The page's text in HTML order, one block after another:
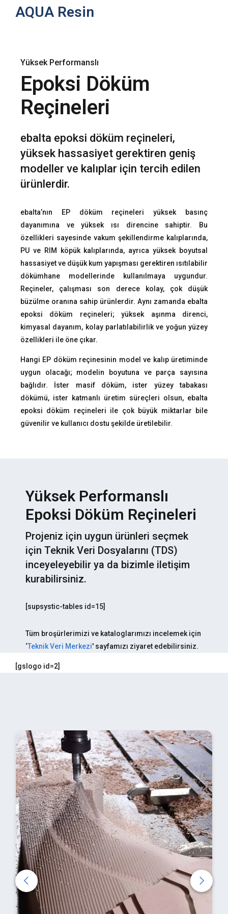
AQUA Resin
Yüksek Performanslı
Epoksi Döküm
Reçineleri
ebalta epoksi döküm reçineleri,
yüksek hassasiyet gerektiren geniş
modeller ve kalıplar için tercih edilen
ürünlerdir.
ebalta’nın EP döküm reçineleri yüksek basınç
dayanımına ve yüksek ısı direncine sahiptir. Bu
özellikleri sayesinde vakum şekillendirme kalıplarında,
PU ve RIM köpük kalıplarında, ayrıca yüksek boyutsal
hassasiyet ve düşük kum yapışması gerektiren ısıtılabilir
dökümhane modellerinde kullanılmaya uygundur.
Reçineler, çalışması son derece kolay, çok düşük
büzülme oranına sahip ürünlerdir. Aynı zamanda ebalta
epoksi döküm reçineleri; yüksek aşınma direnci,
kimyasal dayanım, kolay parlatılabilirlik ve yoğun yüzey
özellikleri ile öne çıkar.
Hangi EP döküm reçinesinin model ve kalıp üretiminde
uygun olacağı; modelin boyutuna ve parça sayısına
bağlıdır. İster masif döküm, ister yüzey tabakası
dökümü, ister katmanlı üretim süreçleri olsun, ebalta
epoksi döküm reçineleri ile çok büyük miktarlar bile
güvenilir ve kullanıcı dostu şekilde üretilebilir.
Yüksek Performanslı
Epoksi Döküm Reçineleri
Projeniz için uygun ürünleri seçmek
için Teknik Veri Dosyalarını (TDS)
inceyeleyebilir ya da bizimle iletişim
kurabilirsiniz.
[supsystic-tables id=15]
Tüm broşürlerimizi ve kataloglarımızı incelemek için
‘Teknik Veri Merkezi' sayfamızı ziyaret edebilirsiniz.
[gslogo id=2]